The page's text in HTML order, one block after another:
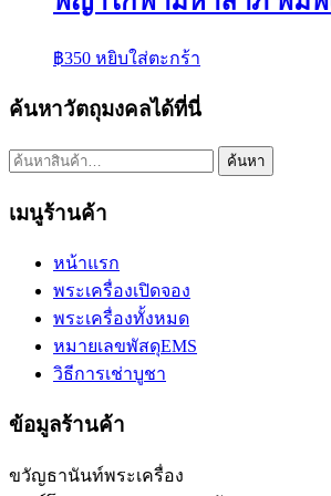
฿350 หยิบใส่ตะกร้า
ค้นหาวัตถุมงคลได้ที่นี่
ค้นหา: ค้นหา
เมนูร้านค้า
หน้าแรก
พระเครื่องเปิดจอง
พระเครื่องทั้งหมด
หมายเลขพัสดุEMS
วิธีการเช่าบูชา
ข้อมูลร้านค้า
ขวัญธานันท์พระเครื่อง